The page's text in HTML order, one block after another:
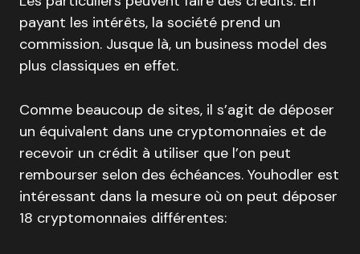
payant les intérêts, la société prend un
commission. Jusque là, un business model des
plus classiques en effet.
Comme beaucoup de sites, il s’agit de déposer
un équivalent dans une cryptomonnaies et de
recevoir un crédit à utiliser que l’on peut
rembourser selon des échéances. Youhodler est
intéressant dans la mesure où on peut déposer
18 cryptomonnaies différentes: